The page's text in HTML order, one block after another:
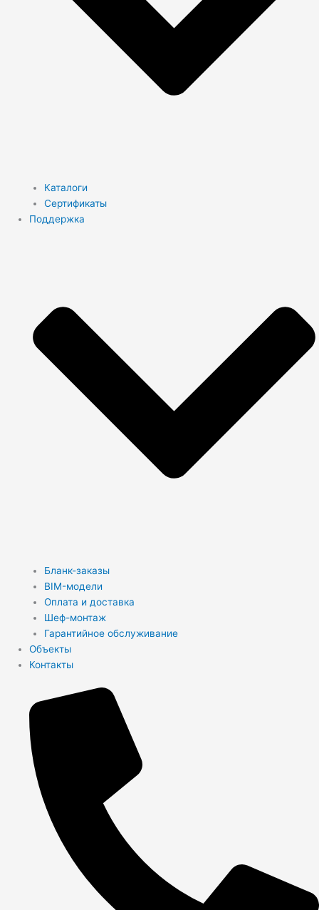
Каталоги
Сертификаты
Поддержка
Бланк-заказы
BIM-модели
Оплата и доставка
Шеф-монтаж
Гарантийное обслуживание
Объекты
Контакты